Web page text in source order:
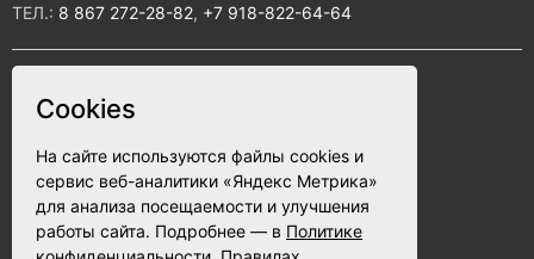
ТЕЛ.: 8 867 272-28-82, +7 918-822-64-64
ПРАВИЛА ИСПОЛЬЗОВАНИЯ ФАЙЛОВ COOKIE
ПОЛЬЗОВАТЕЛЬСКОЕ СОГЛАШЕНИЕ
Cookies
На сайте используются файлы cookies и
сервис веб-аналитики «Яндекс Метрика»
для анализа посещаемости и улучшения
работы сайта. Подробнее — в Политике